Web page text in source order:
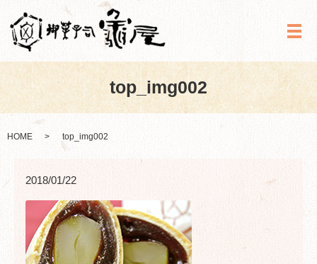
メ
top_img002
HOME top_img002
2018/01/22